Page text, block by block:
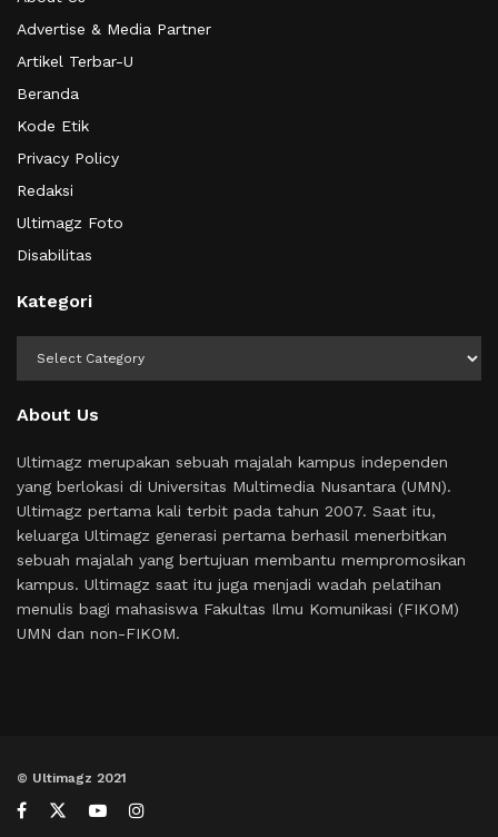
Advertise & Media Partner
Artikel Terbar-U
Beranda
Kode Etik
Privacy Policy
Redaksi
Ultimagz Foto
Disabilitas
Kategori
About Us
Ultimagz merupakan sebuah majalah kampus independen
yang berlokasi di Universitas Multimedia Nusantara (UMN).
Ultimagz pertama kali terbit pada tahun 2007. Saat itu,
keluarga Ultimagz generasi pertama berhasil menerbitkan
sebuah majalah yang bertujuan membantu mempromosikan
kampus. Ultimagz saat itu juga menjadi wadah pelatihan
menulis bagi mahasiswa Fakultas Ilmu Komunikasi (FIKOM)
UMN dan non-FIKOM.
© Ultimagz 2021